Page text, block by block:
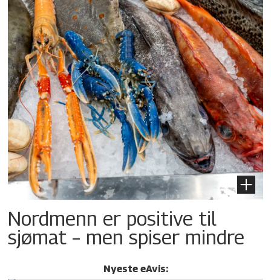
Nordmenn er positive til
sjømat – men spiser mindre
Nyeste eAvis: